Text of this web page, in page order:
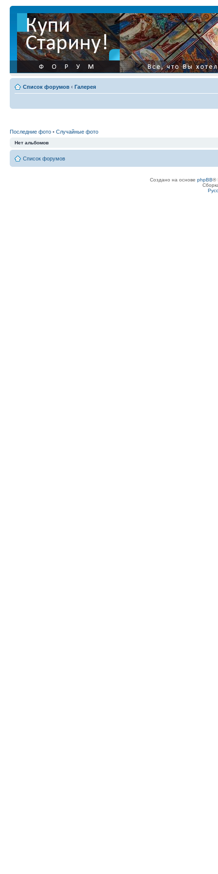
Список форумов ‹ Галерея
Последние фото • Случайные фото
Нет альбомов
Список форумов
Создано на основе phpBB®